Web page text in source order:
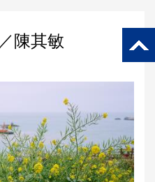
陳其敏